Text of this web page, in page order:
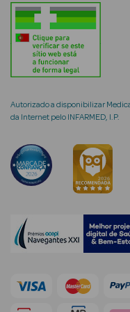
Rosto e
Cosmética
Rosto
Hidratantes
Séruns Faciais
Creme de Olhos
Anti-
Autorizado a disponibilizar
da Internet pelo INFARMED, I.P.